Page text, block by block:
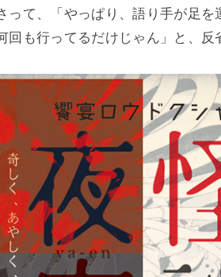
って、「やっぱり、語り手が足を
も行ってるだけじゃん」と、反